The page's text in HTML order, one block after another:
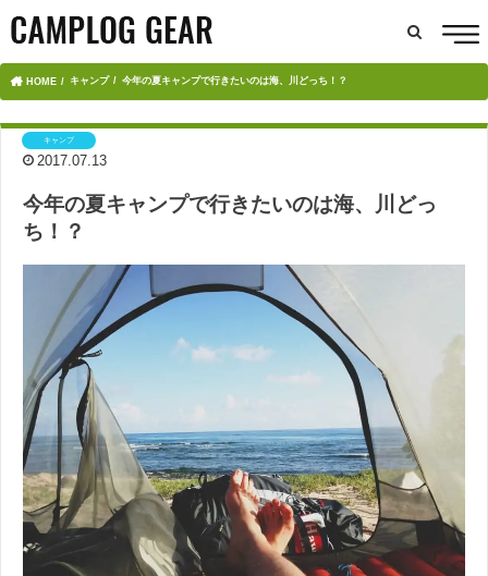
HOME キャンプ 今年の夏キャンプで行きたいのは海、川どっち！？
キャンプ
2017.07.13
今年の夏キャンプで行きたいのは海、川どっ
ち！？